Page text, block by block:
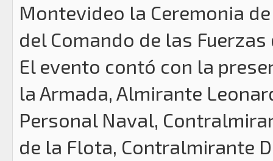
Montevideo la Ceremonia
del Comando de las Fuerzas
El evento contó con la
la Armada, Almirante
Personal Naval,
de la Flota, Contralmirante